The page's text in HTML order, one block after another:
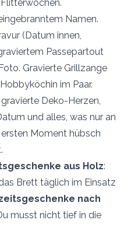
Namen.
(Datum innen,
Passepartout
Gravierte Grillzange
im Paar.
gravierte Deko-Herzen,
und alles, was nur an
Moment hübsch
aus Holz:
Brett täglich im Einsatz
nach
musst nicht tief in die